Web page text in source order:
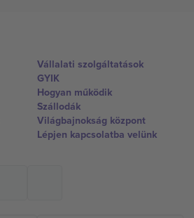
Vállalati szolgáltatások
GYIK
Hogyan működik
Szállodák
Világbajnokság központ
Lépjen kapcsolatba velünk